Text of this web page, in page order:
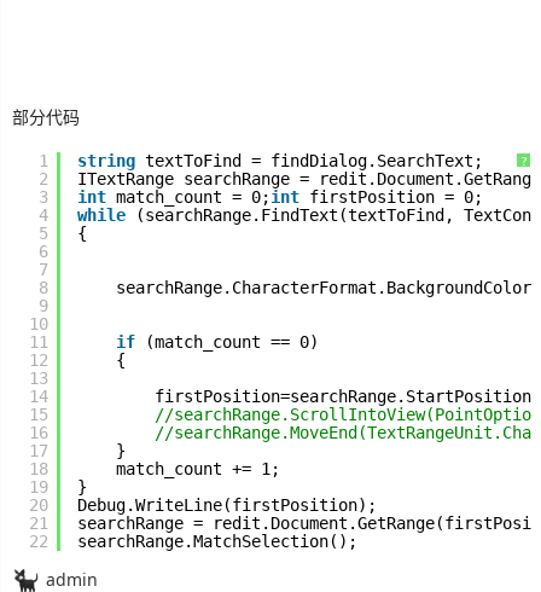
数
Xamarin
错
软
教
Unity3D
部分代码
?
1
2
3
4
5
6
7
8
9
10
11
12
13
14
15
16
17
18
19
20
21
22
string textToFind = findDialog.SearchText;
ITextRange searchRange =
int match_count = 0;int firstPosition = 0;
while
(searchRange.FindText(textToFind,
{
if
(match_count == 0)
{
firstPosition=searchRange.StartPosition;
//
//
}
match_count += 1;
}
Debug.WriteLine(firstPosition);
searchRange =
searchRange.MatchSelection();
admin